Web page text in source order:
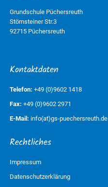
Grundschule Püchersreuth
Störnsteiner Str.3
92715 Püchersreuth
Kontaktdaten
Telefon: +49 (0)9602 1418
Fax: +49 (0)9602 2971
E-Mail: info(at)gs-puechersreuth.de
Rechtliches
Impressum
Datenschutzerklärung